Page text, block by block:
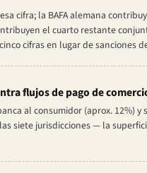
cifra; la BAFA alemana
el cuarto restante
cifras en lugar de sanciones
flujos de pago de
al consumidor (aprox. 12%) y
siete jurisdicciones — la